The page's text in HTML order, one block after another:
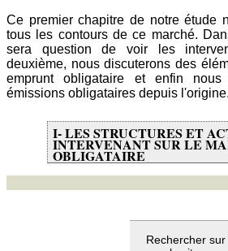
Ce premier chapitre de notre étude
tous les contours de ce marché.
sera question de voir les
deuxième, nous discuterons des
emprunt obligataire et enfin
émissions obligataires depuis l'origine.
I- LES STRUCTURES ET
INTERVENANT SUR LE
OBLIGATAIRE
Rechercher sur